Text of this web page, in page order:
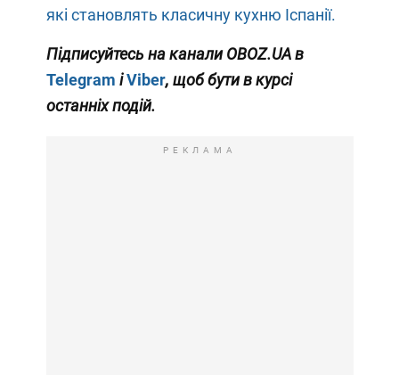
які становлять класичну кухню Іспанії.
Підписуйтесь на канали OBOZ.UA в
Telegram іViber, щоб бути в курсі
останніх подій.
РЕКЛАМА